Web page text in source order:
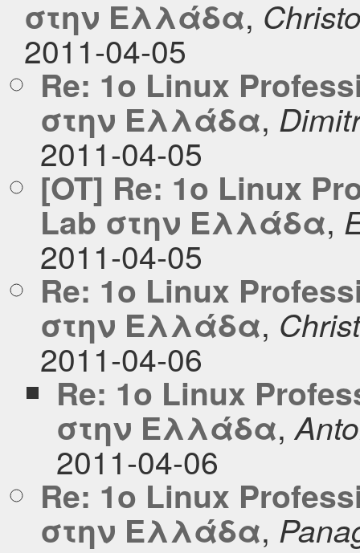
στην Ελλάδα,
2011-04-05
Re: 1o Linux
στην Ελλάδα,
2011-04-05
[OT] Re: 1o Linux
Lab στην Ελλάδα,
2011-04-05
Re: 1o Linux
στην Ελλάδα,
2011-04-06
Re: 1o Linux
στην Ελλάδα,
2011-04-06
Re: 1o Linux
στην Ελλάδα,